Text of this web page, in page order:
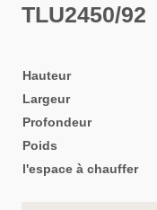
TLU2450/92
Hauteur
Largeur
Profondeur
Poids
l'espace à chauffer